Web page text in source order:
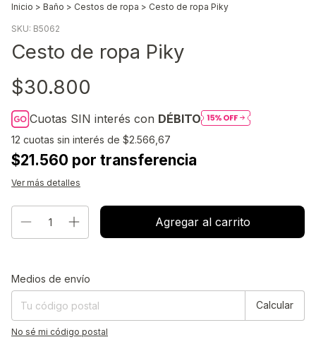
Inicio > Baño > Cestos de ropa > Cesto de ropa Piky
SKU: B5062
Cesto de ropa Piky
$30.800
Cuotas SIN interés con DÉBITO
12 cuotas sin interés de $2.566,67
$21.560 por transferencia
Ver más detalles
Entregas para el CP:
Medios de envío
Calcular
No sé mi código postal